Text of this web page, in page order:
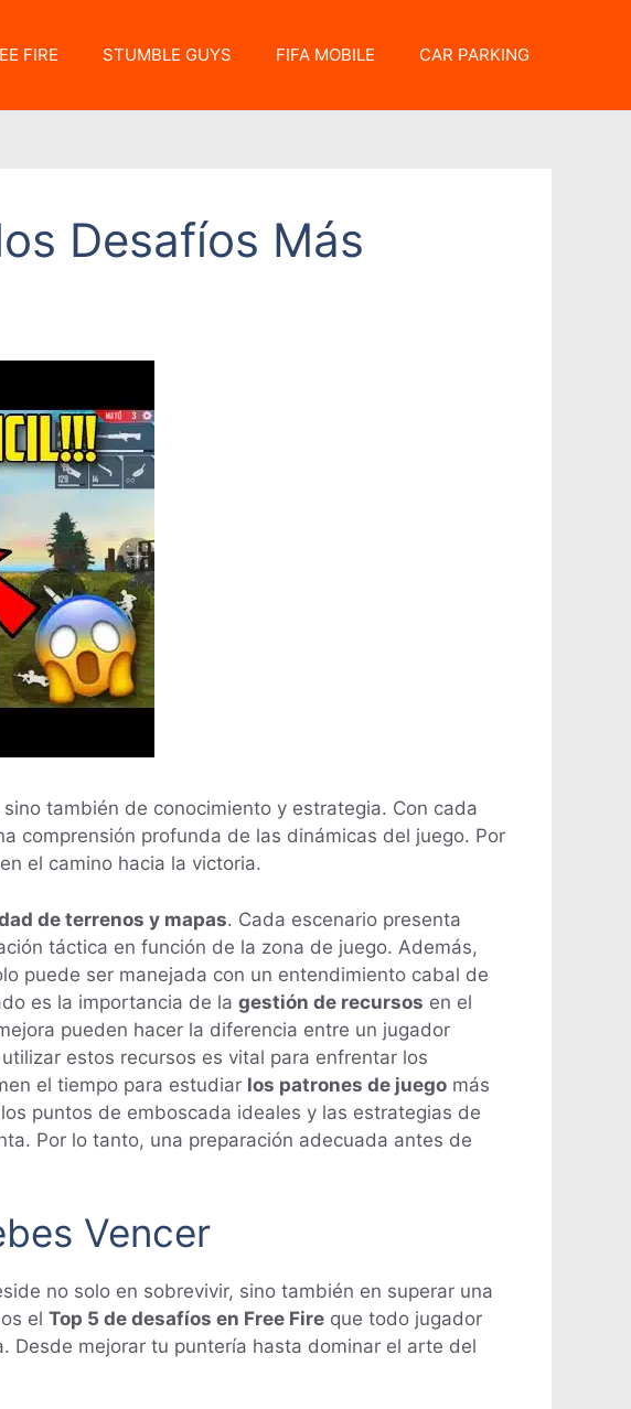
FIRE STUMBLE GUYS FIFA MOBILE CAR PARKING
Desafíos Más
también de conocimiento y estrategia. Con cada
comprensión profunda de las dinámicas del juego. Por
el camino hacia la victoria.
de terrenos y mapas. Cada escenario presenta
táctica en función de la zona de juego. Además,
puede ser manejada con un entendimiento cabal de
es la importancia de la gestión de recursos en el
pueden hacer la diferencia entre un jugador
estos recursos es vital para enfrentar los
el tiempo para estudiar los patrones de juego más
puntos de emboscada ideales y las estrategias de
Por lo tanto, una preparación adecuada antes de
Vencer
no solo en sobrevivir, sino también en superar una
el Top 5 de desafíos en Free Fire que todo jugador
Desde mejorar tu puntería hasta dominar el arte del